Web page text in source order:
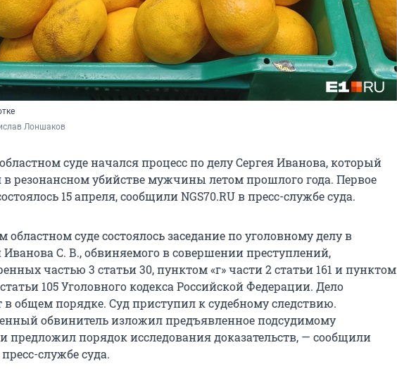
Лоншаков
суде начался процесс по делу Сергея Иванова, который
в резонансном убийстве мужчины летом прошлого года. Первое
15 апреля, сообщили NGS70.RU в пресс-службе суда.
областном суде состоялось заседание по уголовному делу в
С. В., обвиняемого в совершении преступлений,
частью 3 статьи 30, пунктом «г» части 2 статьи 161 и пунктом
105 Уголовного кодекса Российской Федерации. Дело
в общем порядке. Суд приступил к судебному следствию.
обвинитель изложил предъявленное подсудимому
предложил порядок исследования доказательств, — сообщили
пресс-службе суда.